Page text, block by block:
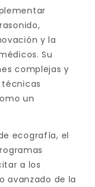
y la
Su
complejas y
un
ecografía, el
a los
avanzado de la